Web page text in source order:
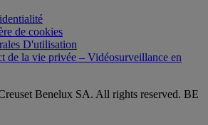
de cookies
D'utilisation
de la vie privée – Vidéosurveillance en
Benelux SA. All rights reserved. BE